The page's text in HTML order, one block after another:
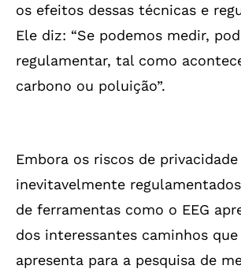
os efeitos dessas técnicas e
Ele diz: “Se podemos medir,
regulamentar, tal como
carbono ou poluição”.
Embora os riscos de
inevitavelmente
de ferramentas como o EEG
dos interessantes caminhos
apresenta para a pesquisa de